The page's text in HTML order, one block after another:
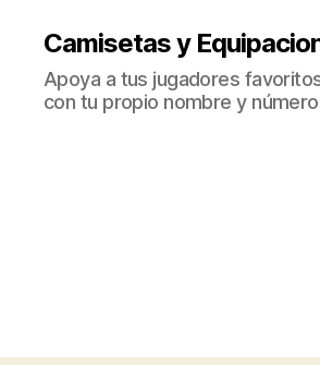
Camisetas y
Apoya a tus jugadores
con tu propio nombre y